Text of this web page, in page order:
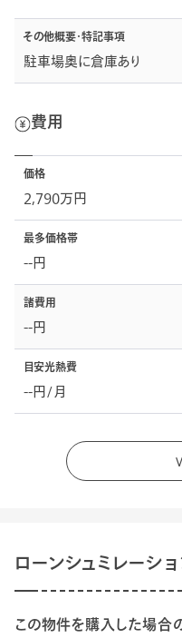
その他概要・特記事項
駐車場奥に倉庫あり
費用
価格
2,790万円
最多価格帯
--円
諸費用
--円
目安光熱費
--円/月
ローンシュミレーシ
この物件を購入した場合